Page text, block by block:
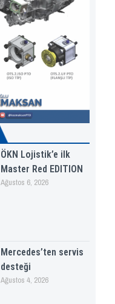
ÖKN Lojistik’e ilk
Master Red EDITION
Ağustos 6, 2026
Mercedes’ten servis
desteği
Ağustos 4, 2026